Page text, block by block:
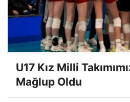
U17 Kız Milli
Mağlup Oldu